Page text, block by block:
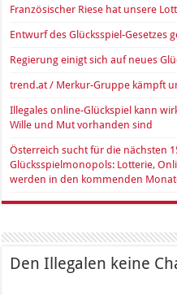
Französischer Riese hat unsere
Entwurf des Glücksspiel-Gesetzes
Regierung einigt sich auf neues
trend.at / Merkur-Gruppe kämpft
Illegales online-Glückspiel kann
Wille und Mut vorhanden sind
Österreich sucht für die nächsten
Glücksspielmonopols: Lotterie,
werden in den kommenden
Den Illegalen keine